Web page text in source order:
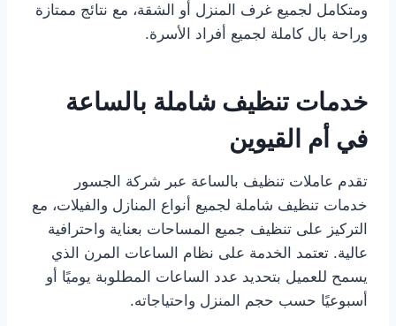
ومتكامل لجميع غرف المنزل أو الشقة، مع نتائج ممتازة
وراحة بال كاملة لجميع أفراد الأسرة.
خدمات تنظيف شاملة بالساعة
في أم القيوين
تقدم عاملات تنظيف بالساعة عبر شركة الجسور
خدمات تنظيف شاملة لجميع أنواع المنازل والفيلات، مع
التركيز على تنظيف جميع المساحات بعناية واحترافية
عالية. تعتمد الخدمة على نظام الساعات المرن الذي
يسمح للعميل بتحديد عدد الساعات المطلوبة يوميًا أو
أسبوعيًا حسب حجم المنزل واحتياجاته.